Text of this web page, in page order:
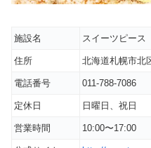
施設名 スイーツピース
住所 北海道札幌市北
電話番号 011-788-7086
定休日 日曜日、祝日
営業時間 10:00〜17:00